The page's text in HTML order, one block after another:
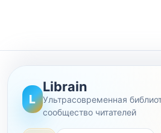
L
Librain
Ультрасовременная
сообщество читателей